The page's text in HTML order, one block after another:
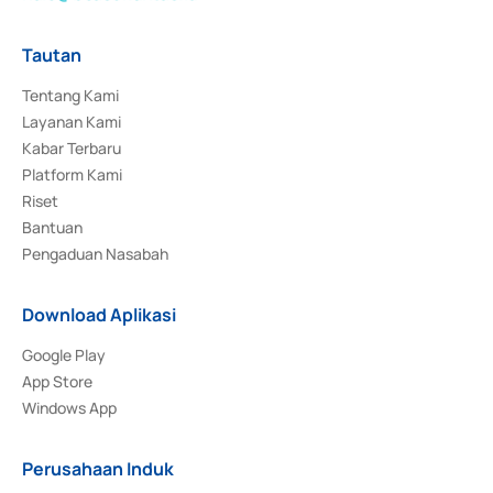
Tautan
Tentang Kami
Layanan Kami
Kabar Terbaru
Platform Kami
Riset
Bantuan
Pengaduan Nasabah
Download Aplikasi
Google Play
App Store
Windows App
Perusahaan Induk